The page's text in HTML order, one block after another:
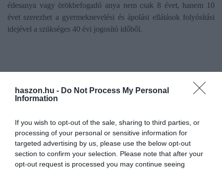
haszon.hu - Do Not Process My Personal
Information
If you wish to opt-out of the sale, sharing to third parties, or
processing of your personal or sensitive information for
targeted advertising by us, please use the below opt-out
section to confirm your selection. Please note that after your
opt-out request is processed you may continue seeing
édesanya vagy örökbefogadó anya nem csak 8 évet, hanem 10
évet szerezhet a gyermeknevelési és ápolási ellátások folyósítási
idejével a szükséges 40 évi jogosító időből.
Ez is érdekelhet!
5. A megállapodás alapján fizetett nyugdíjjárulékkal szerzett
idő.